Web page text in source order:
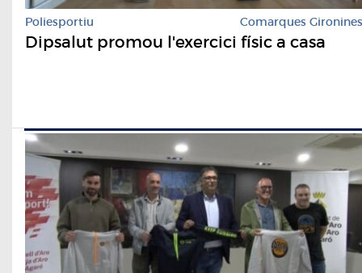
Poliesportiu Comarques Gironines
Dipsalut promou l'exercici físic a casa